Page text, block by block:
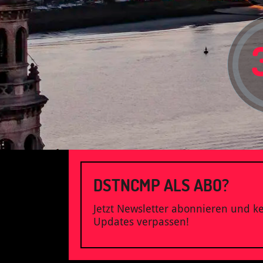
DSTNCMP ALS ABO?
Jetzt Newsletter abonnieren und
Updates verpassen!